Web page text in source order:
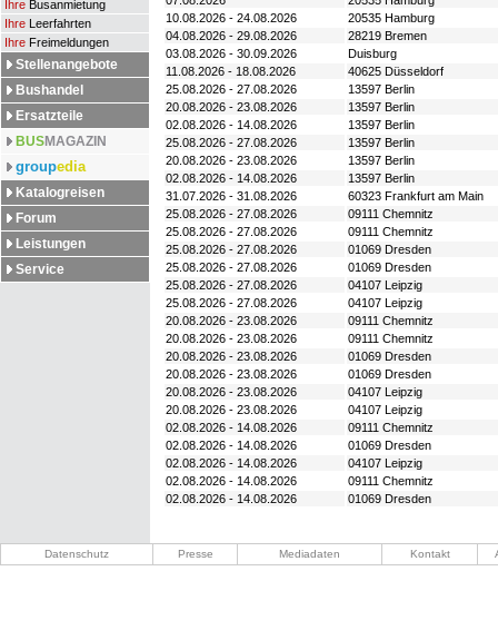
Ihre Busanmietung
Ihre Leerfahrten
Ihre Freimeldungen
Stellenangebote
Bushandel
Ersatzteile
BUSMAGAZIN
groupedia
Katalogreisen
Forum
Leistungen
Service
10.08.2026 - 24.08.2026
20535 Hamburg
04.08.2026 - 29.08.2026
28219 Bremen
03.08.2026 - 30.09.2026
Duisburg
11.08.2026 - 18.08.2026
40625 Düsseldorf
25.08.2026 - 27.08.2026
13597 Berlin
20.08.2026 - 23.08.2026
13597 Berlin
02.08.2026 - 14.08.2026
13597 Berlin
25.08.2026 - 27.08.2026
13597 Berlin
20.08.2026 - 23.08.2026
13597 Berlin
02.08.2026 - 14.08.2026
13597 Berlin
31.07.2026 - 31.08.2026
60323 Frankfurt am Main
25.08.2026 - 27.08.2026
09111 Chemnitz
25.08.2026 - 27.08.2026
09111 Chemnitz
25.08.2026 - 27.08.2026
01069 Dresden
25.08.2026 - 27.08.2026
01069 Dresden
25.08.2026 - 27.08.2026
04107 Leipzig
25.08.2026 - 27.08.2026
04107 Leipzig
20.08.2026 - 23.08.2026
09111 Chemnitz
20.08.2026 - 23.08.2026
09111 Chemnitz
20.08.2026 - 23.08.2026
01069 Dresden
20.08.2026 - 23.08.2026
01069 Dresden
20.08.2026 - 23.08.2026
04107 Leipzig
20.08.2026 - 23.08.2026
04107 Leipzig
02.08.2026 - 14.08.2026
09111 Chemnitz
02.08.2026 - 14.08.2026
01069 Dresden
02.08.2026 - 14.08.2026
04107 Leipzig
02.08.2026 - 14.08.2026
09111 Chemnitz
02.08.2026 - 14.08.2026
01069 Dresden
Datenschutz Presse Mediadaten Kontakt